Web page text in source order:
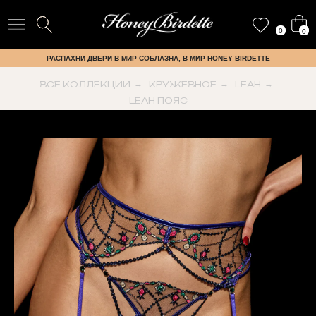
0 0
РАСПАХНИ ДВЕРИ В МИР СОБЛАЗНА, В МИР HONEY BIRDETTE
ВСЕ КОЛЛЕКЦИИ → КРУЖЕВНОЕ → LEAH →
LEAH ПОЯС